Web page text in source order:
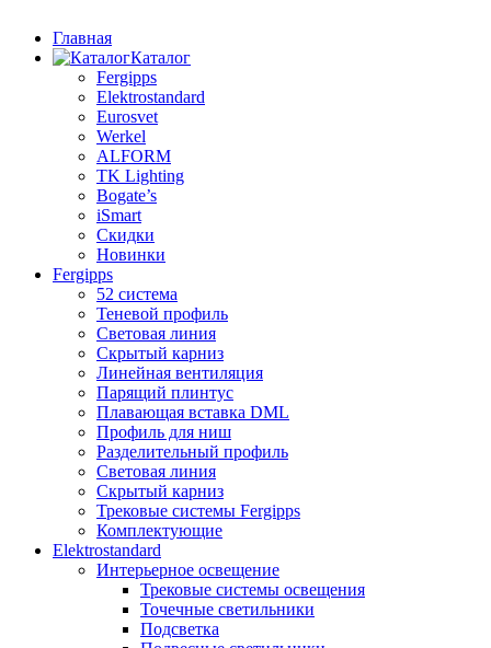
Главная
Каталог
Fergipps
Elektrostandard
Eurosvet
Werkel
ALFORM
TK Lighting
Bogate’s
iSmart
Скидки
Новинки
Fergipps
52 система
Теневой профиль
Световая линия
Скрытый карниз
Линейная вентиляция
Парящий плинтус
Плавающая вставка DML
Профиль для ниш
Разделительный профиль
Световая линия
Скрытый карниз
Трековые системы Fergipps
Комплектующие
Elektrostandard
Интерьерное освещение
Трековые системы освещения
Точечные светильники
Подсветка